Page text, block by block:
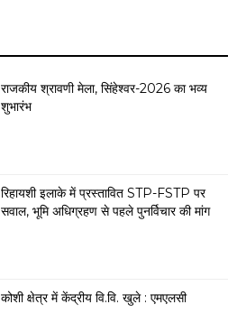
राजकीय श्रावणी मेला, सिंहेश्वर-2026 का भव्य
शुभारंभ
रिहायशी इलाके में प्रस्तावित STP-FSTP पर
सवाल, भूमि अधिग्रहण से पहले पुनर्विचार की मांग
कोशी क्षेत्र में केंद्रीय वि.वि. खुले : एमएलसी